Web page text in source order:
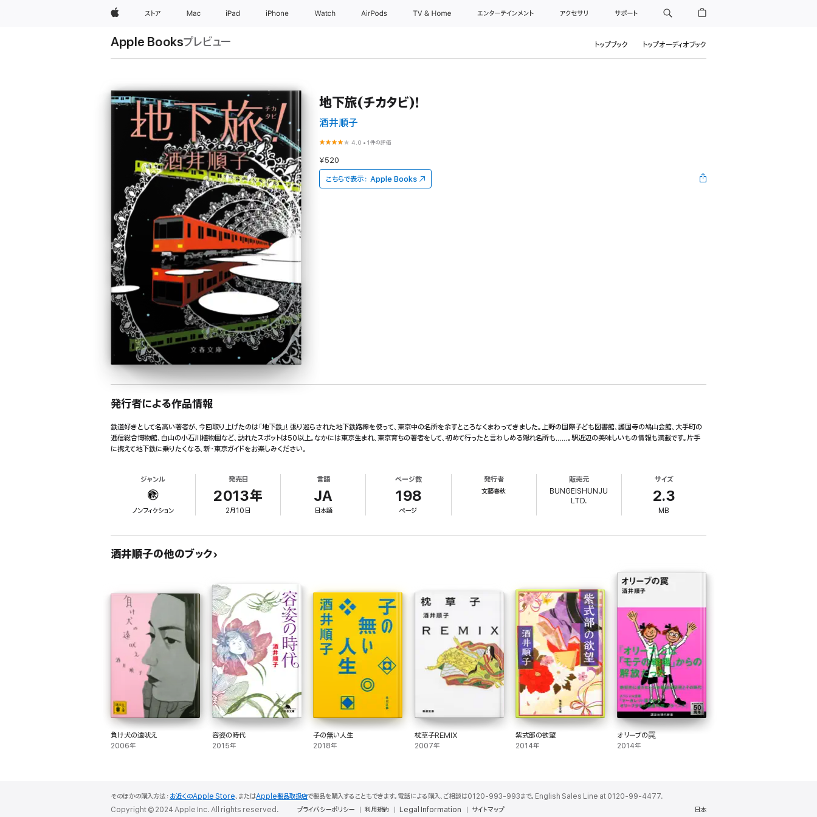
Appleストア Mac iPad iPhone Watch AirPods TV & Home エンターテインメント アクセサリ サポート
Apple Booksプレビュー トップブック トップオーディオブック
地下旅(チカタビ)!
酒井順子
4.0 •1件の評価
¥520
こちらで表示： Apple Books
発行者による作品情報
鉄道好きとして名高い著者が、今回取り上げたのは「地下鉄」! 張り巡らされた地下鉄路線を使って、東京中の名所を余すところなくまわってきました。上野の国際子ども図書館、護国寺の鳩山会館、大手町の
逓信総合博物館、白山の小石川植物園など、訪れたスポットは50以上。なかには東京生まれ、東京育ちの著者をして、初めて行ったと言わしめる隠れ名所も……。駅近辺の美味しいもの情報も満載です。片手
に携えて地下鉄に乗りたくなる、新・東京ガイドをお楽しみください。
ジャンル
ノンフィクション
発売日
2013年
2月10日
言語
JA
日本語
ページ数
198
ページ
発行者
文藝春秋
販売元
BUNGEISHUNJU
LTD.
サイズ
2.3
MB
酒井順子の他のブック
負け犬の遠吠え
2006年
容姿の時代
2015年
子の無い人生
2018年
枕草子REMIX
2007年
紫式部の欲望
2014年
オリーブの罠
2014年
そのほかの購入方法： お近くのApple Store、またはApple製品取扱店で製品を購入することもできます。電話による購入、ご相談は0120-993-993まで。English Sales Line at 0120-99-4477.
日本
Copyright © 2024 Apple Inc. All rights reserved. プライバシーポリシー 利用規約 Legal Information サイトマップ